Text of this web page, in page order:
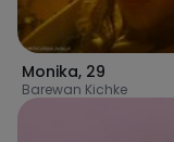
Monika, 29
Barewan Kichke